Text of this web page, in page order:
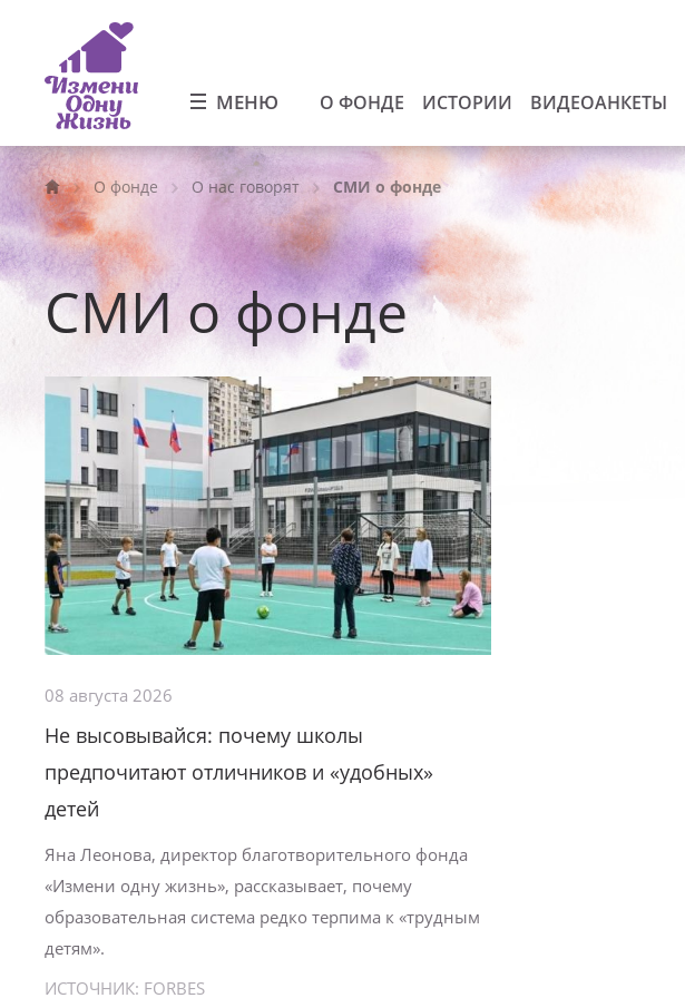
МЕНЮ О ФОНДЕ ИСТОРИИ ВИДЕОАНКЕТЫ
О фонде О нас говорят СМИ о фонде
СМИ о фонде
08 августа 2026
Не высовывайся: почему школы
предпочитают отличников и «удобных»
детей
Яна Леонова, директор благотворительного фонда
«Измени одну жизнь», рассказывает, почему
образовательная система редко терпима к «трудным
детям».
ИСТОЧНИК: FORBES